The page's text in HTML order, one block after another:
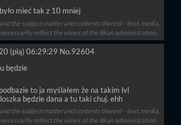
mieć tak z 10 mniej
the subject matter and contents thereof - text, media,
reflect the views of the 8kun administration.
(pią) 06:29:29 No.92604
będzie
to ja myślałem że na takim lvl
będzie dana a tu taki chuj. ehh
the subject matter and contents thereof - text, media,
reflect the views of the 8kun administration.